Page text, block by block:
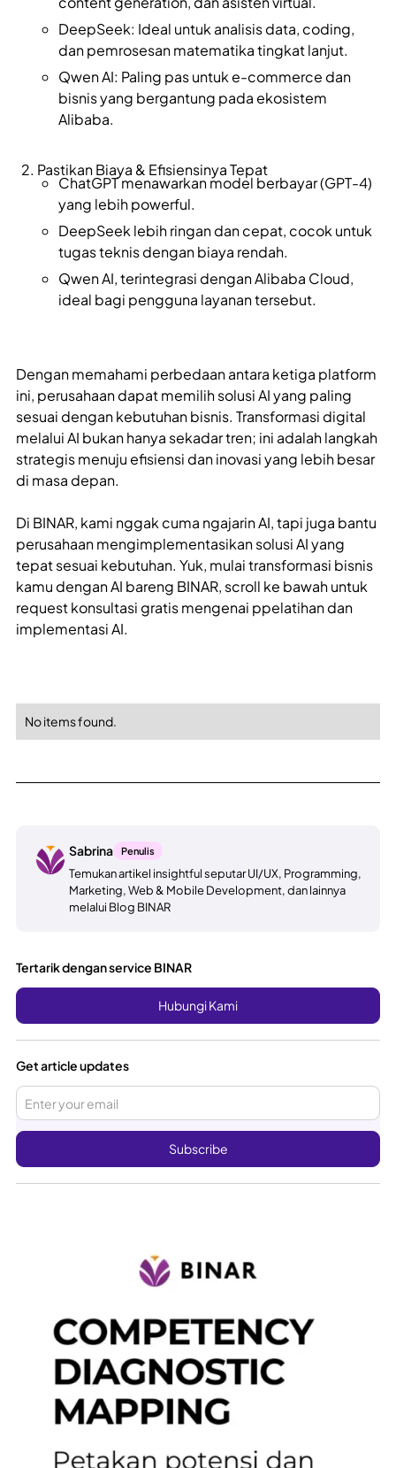
DeepSeek: Ideal untuk analisis data, coding,
dan pemrosesan matematika tingkat lanjut.
Qwen AI: Paling pas untuk e-commerce dan
bisnis yang bergantung pada ekosistem
Alibaba.
Pastikan Biaya & Efisiensinya Tepat
ChatGPT menawarkan model berbayar (GPT-4)
yang lebih powerful.
DeepSeek lebih ringan dan cepat, cocok untuk
tugas teknis dengan biaya rendah.
Qwen AI, terintegrasi dengan Alibaba Cloud,
ideal bagi pengguna layanan tersebut.
Dengan memahami perbedaan antara ketiga platform
ini, perusahaan dapat memilih solusi AI yang paling
sesuai dengan kebutuhan bisnis. Transformasi digital
melalui AI bukan hanya sekadar tren; ini adalah langkah
strategis menuju efisiensi dan inovasi yang lebih besar
di masa depan.
Di BINAR, kami nggak cuma ngajarin AI, tapi juga bantu
perusahaan mengimplementasikan solusi AI yang
tepat sesuai kebutuhan. Yuk, mulai transformasi bisnis
kamu dengan AI bareng BINAR, scroll ke bawah untuk
request konsultasi gratis mengenai ppelatihan dan
implementasi AI.
No items found.
Sabrina Penulis
Temukan artikel insightful seputar UI/UX, Programming,
Marketing, Web & Mobile Development, dan lainnya
melalui Blog BINAR
Tertarik dengan service BINAR
Hubungi Kami
Get article updates